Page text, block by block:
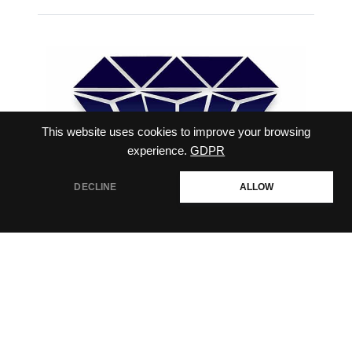
This website uses cookies to improve your browsing
experience. GDPR
DECLINE ALLOW
สอบถามเพิ่มเติม
chaty